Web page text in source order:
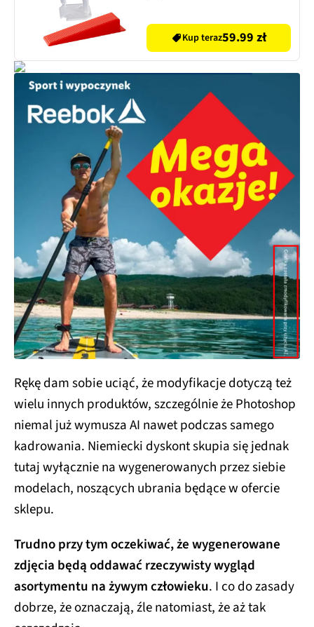
Kup teraz59.99 zł
Rękę dam sobie uciąć, że modyfikacje dotyczą też
wielu innych produktów, szczególnie że Photoshop
niemal już wymusza AI nawet podczas samego
kadrowania. Niemiecki dyskont skupia się jednak
tutaj wyłącznie na wygenerowanych przez siebie
modelach, noszących ubrania będące w ofercie
sklepu.
Trudno przy tym oczekiwać, że wygenerowane
zdjęcia będą oddawać rzeczywisty wygląd
asortymentu na żywym człowieku. I co do zasady
dobrze, że oznaczają, źle natomiast, że aż tak